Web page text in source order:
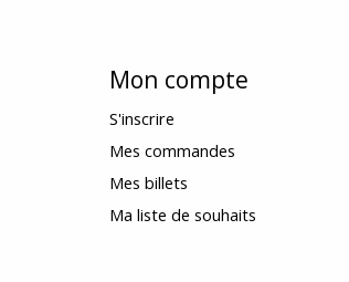
Mon compte
S'inscrire
Mes commandes
Mes billets
Ma liste de souhaits